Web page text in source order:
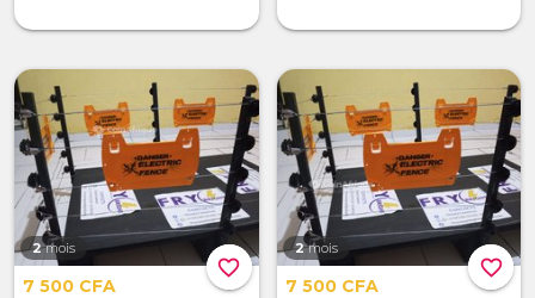
favorite_border
2 mois
7 500 CFA
favorite_border
2 mois
7 500 CFA